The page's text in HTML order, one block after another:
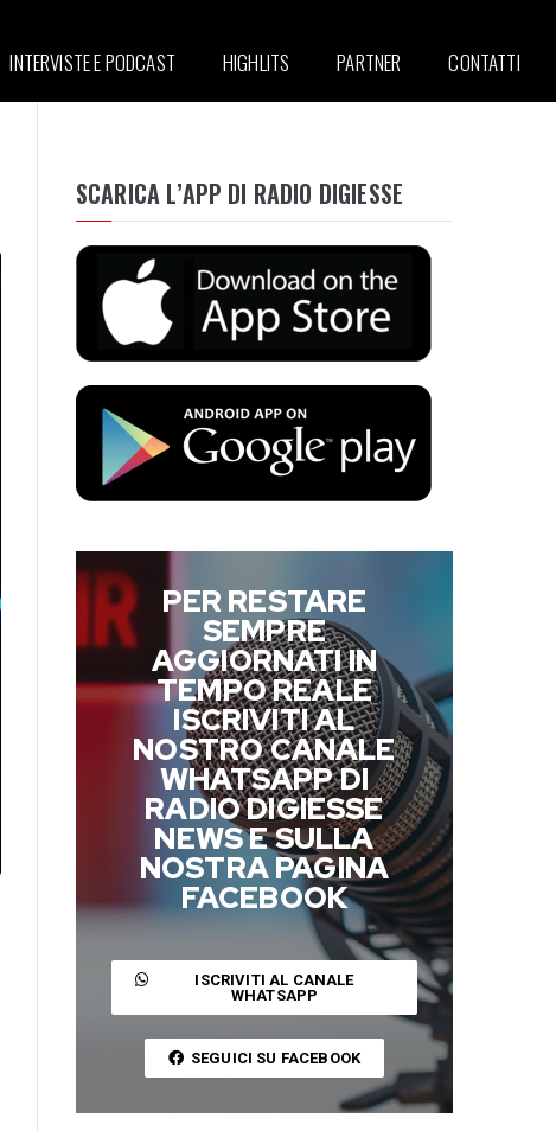
INTERVISTE E PODCAST HIGHLITS PARTNER CONTATTI
SCARICA L’APP DI RADIO DIGIESSE
PER RESTARE
SEMPRE
AGGIORNATI IN
TEMPO REALE
ISCRIVITI AL
NOSTRO CANALE
WHATSAPP DI
RADIO DIGIESSE
NEWS E SULLA
NOSTRA PAGINA
FACEBOOK
ISCRIVITI AL CANALE
WHATSAPP
SEGUICI SU FACEBOOK